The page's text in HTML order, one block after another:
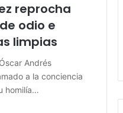
reprocha
odio e
limpias
Andrés
a la conciencia
homilía…